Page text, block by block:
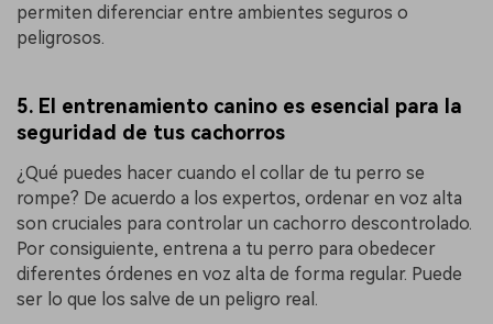
permiten diferenciar entre ambientes seguros o
peligrosos.
5. El entrenamiento canino es esencial para la
seguridad de tus cachorros
¿Qué puedes hacer cuando el collar de tu perro se
rompe? De acuerdo a los expertos, ordenar en voz alta
son cruciales para controlar un cachorro descontrolado.
Por consiguiente, entrena a tu perro para obedecer
diferentes órdenes en voz alta de forma regular. Puede
ser lo que los salve de un peligro real.